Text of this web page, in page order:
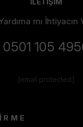
mı İhtiyacın
0501 105
[email protected]